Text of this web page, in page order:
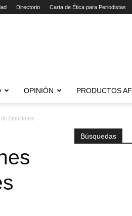
Directorio Carta de Ética para Periodistas
OPINIÓN PRODUCTOS AF
Emociones
Búsquedas